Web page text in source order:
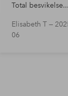
Total
Elisabeth T —
06